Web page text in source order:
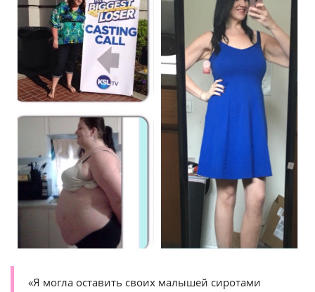
«Я могла оставить своих малышей сиротами